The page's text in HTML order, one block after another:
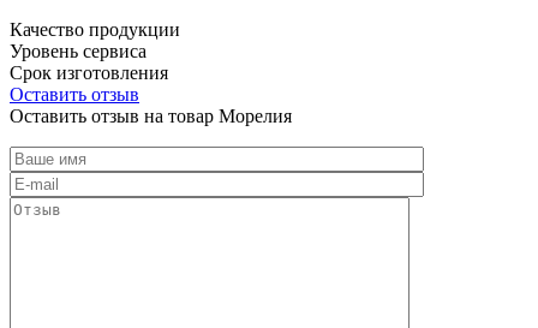
Качество продукции
Уровень сервиса
Срок изготовления
Оставить отзыв
Оставить отзыв на товар Морелия